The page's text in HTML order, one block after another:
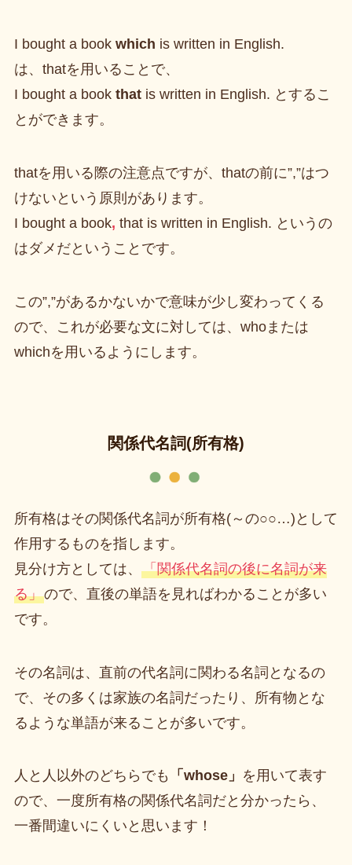
I bought a book which is written in English.
は、thatを用いることで、
I bought a book thatis written in English. とするこ
とができます。
thatを用いる際の注意点ですが、thatの前に”,”はつ
けないという原則があります。
I bought a book, that is written in English. というの
はダメだということです。
この”,”があるかないかで意味が少し変わってくる
ので、これが必要な文に対しては、whoまたは
whichを用いるようにします。
関係代名詞(所有格)
所有格はその関係代名詞が所有格(～の○○…)として
作用するものを指します。
見分け方としては、 「関係代名詞の後に名詞が来
る」ので、直後の単語を見ればわかることが多い
です。
その名詞は、直前の代名詞に関わる名詞となるの
で、その多くは家族の名詞だったり、所有物とな
るような単語が来ることが多いです。
人と人以外のどちらでも 「whose」 を用いて表す
ので、一度所有格の関係代名詞だと分かったら、
一番間違いにくいと思います！